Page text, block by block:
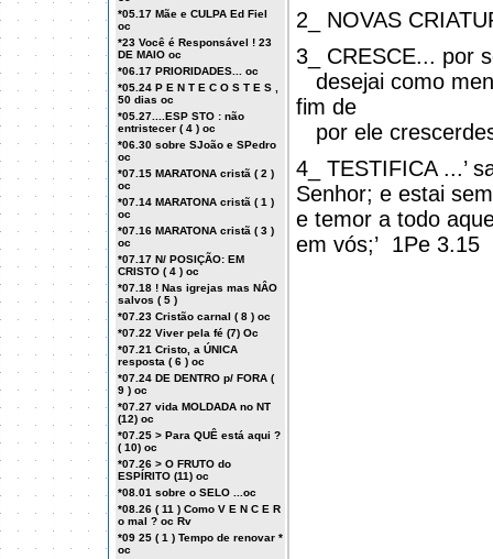
*05.17 Mãe e CULPA Ed Fiel
oc
*23 Você é Responsável ! 23
DE MAIO oc
*06.17 PRIORIDADES... oc
*05.24 P E N T E C O S T E S ,
50 dias oc
*05.27....ESP STO : não
entristecer ( 4 ) oc
*06.30 sobre SJoão e SPedro
oc
*07.15 MARATONA cristã ( 2 )
oc
*07.14 MARATONA cristã ( 1 )
oc
*07.16 MARATONA cristã ( 3 )
oc
*07.17 N/ POSIÇÃO: EM
CRISTO ( 4 ) oc
*07.18 ! Nas igrejas mas NÂO
salvos ( 5 )
*07.23 Cristão carnal ( 8 ) oc
*07.22 Viver pela fé (7) Oc
*07.21 Cristo, a ÚNICA
resposta ( 6 ) oc
*07.24 DE DENTRO p/ FORA (
9 ) oc
*07.27 vida MOLDADA no NT
(12) oc
*07.25 > Para QUÊ está aqui ?
( 10) oc
*07.26 > O FRUTO do
ESPÍRITO (11) oc
*08.01 sobre o SELO ...oc
*08.26 ( 11 ) Como V E N C E R
o mal ? oc Rv
*09 25 ( 1 ) Tempo de renovar *
oc
2_ NOVAS
3_ CRESCE... por
desejai como
fim de
por ele
4_ TESTIFICA ...’
Senhor; e estai
e temor a todo
em vós;’ 1Pe 3.15